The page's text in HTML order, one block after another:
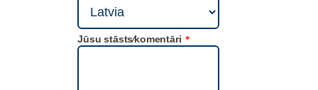
Jūsu stāsts⁄komentāri *